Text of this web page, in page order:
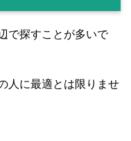
で探すことが多いで
人に最適とは限りませ